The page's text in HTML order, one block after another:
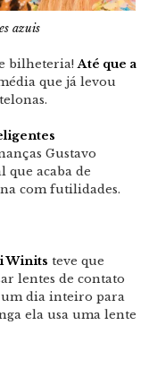
azuis
bilheteria!Até que a
que já levou
Gustavo
que acaba de
com futilidades.
Winits teve que
lentes de contato
um dia inteiro para
ela usa uma lente